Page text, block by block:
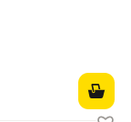
₽ вместо